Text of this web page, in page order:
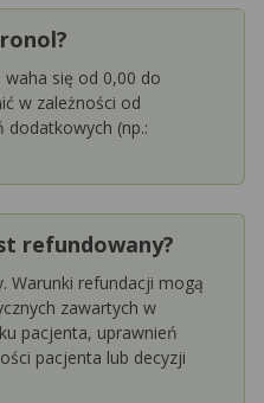
waha się od 0,00 do
w zależności od
dodatkowych (np.:
refundowany?
Warunki refundacji mogą
zawartych w
pacjenta, uprawnień
pacjenta lub decyzji